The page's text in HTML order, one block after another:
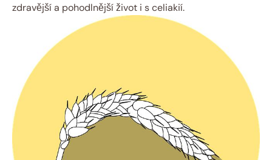
zdravější a pohodlnější život i s celiakií.